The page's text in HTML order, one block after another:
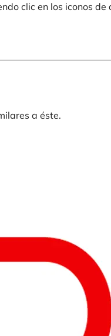
clic en los iconos de
a éste.